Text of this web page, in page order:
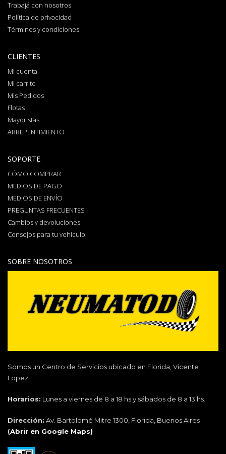
Trabajá con nosotros
Política de privacidad
Términos y condiciones
CLIENTES
Mi cuenta
Mi carrito
Mis Pedidos
Flotas
Mayoristas
ARREPENTIMIENTO
SOPORTE
CÓMO COMPRAR
MEDIOS DE PAGO
MEDIOS DE ENVÍO
PREGUNTAS FRECUENTES
Cambios y devoluciones
Consejos para tu vehiculo
SOBRE NOSOTROS
Somos un Centro de Servicios ubicado en Florida, Vicente
Lopez.
Horarios: Lunes a viernes de 8 a 18 hs y sábados de 8 a 13 hs.
Dirección: Av. Bartolomé Mitre 1300, Florida, Buenos Aires
(Abrir en Google Maps)